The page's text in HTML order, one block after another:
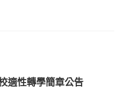
適性轉學簡章公告